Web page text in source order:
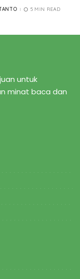
5 MIN READ
untuk
minat baca dan